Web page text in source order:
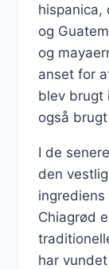
hispanica,
og
og
anset for
blev brugt
også
I de
den
Chiagrød
har